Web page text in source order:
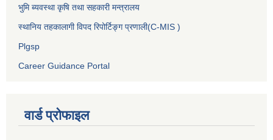
भुमि ब्यवस्था कृषि तथा सहकारी मन्त्रालय
स्थानिय तहकालागी विपद रिपोर्टिङ्ग प्रणाली(C-MIS )
Plgsp
Career Guidance Portal
वार्ड प्रोफाइल